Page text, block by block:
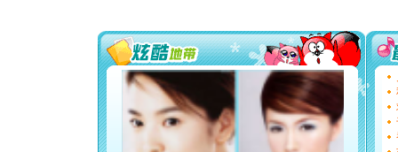
要平安！
[圣诞节]
能正大光
都要快乐
[圣诞节]
如意,快
[元旦]
看
断电。